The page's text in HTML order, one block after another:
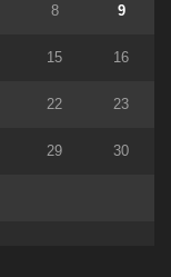
8 9
15 16
22 23
29 30